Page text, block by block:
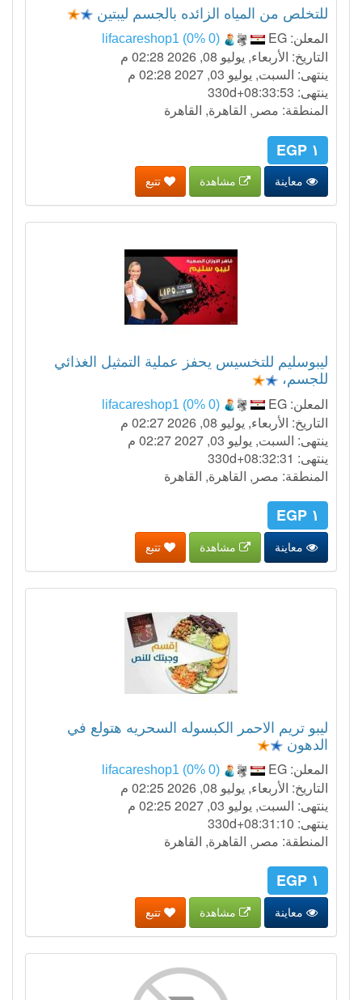
للتخلص من المياه الزائده بالجسم ليبتين
المعلن: lifacareshop1 (0% 0)
EG
التاريخ: الأربعاء, يوليو 08, 2026 02:28 م
ينتهى: السبت, يوليو 03, 2027 02:28 م
ينتهى: 330d+08:33:52
المنطقة: مصر, القاهرة, القاهرة
١ EGP
معاينة مشاهدة تتبع
ليبوسليم للتخسيس يحفز عملية التمثيل الغذائي
للجسم،
المعلن: lifacareshop1 (0% 0)
EG
التاريخ: الأربعاء, يوليو 08, 2026 02:27 م
ينتهى: السبت, يوليو 03, 2027 02:27 م
ينتهى: 330d+08:32:30
المنطقة: مصر, القاهرة, القاهرة
١ EGP
معاينة مشاهدة تتبع
ليبو تريم الاحمر الكبسوله السحريه هتولع في
الدهون
المعلن: lifacareshop1 (0% 0)
EG
التاريخ: الأربعاء, يوليو 08, 2026 02:25 م
ينتهى: السبت, يوليو 03, 2027 02:25 م
ينتهى: 330d+08:31:09
المنطقة: مصر, القاهرة, القاهرة
١ EGP
معاينة مشاهدة تتبع